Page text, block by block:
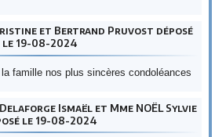
et Bertrand Pruvost déposé
le 19-08-2024
famille nos plus sincères condoléances
Ismaël et Mme NOËL Sylvie
le 19-08-2024